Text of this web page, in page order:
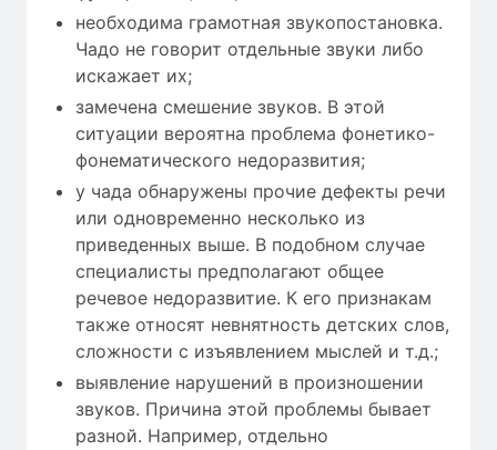
необходима грамотная звукопостановка.
Чадо не говорит отдельные звуки либо
искажает их;
замечена смешение звуков. В этой
ситуации вероятна проблема фонетико-
фонематического недоразвития;
у чада обнаружены прочие дефекты речи
или одновременно несколько из
приведенных выше. В подобном случае
специалисты предполагают общее
речевое недоразвитие. К его признакам
также относят невнятность детских слов,
сложности с изъявлением мыслей и т.д.;
выявление нарушений в произношении
звуков. Причина этой проблемы бывает
разной. Например, отдельно